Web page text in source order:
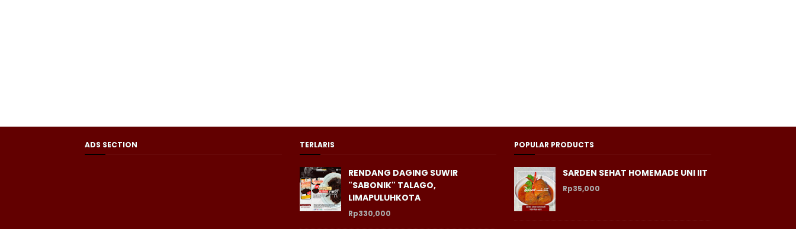
ADS SECTION TERLARIS
RENDANG DAGING SUWIR
"SABONIK" TALAGO,
LIMAPULUHKOTA
Rp330,000
POPULAR PRODUCTS
SARDEN SEHAT HOMEMADE UNI IIT
Rp35,000